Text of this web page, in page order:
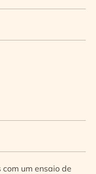
um ensaio de